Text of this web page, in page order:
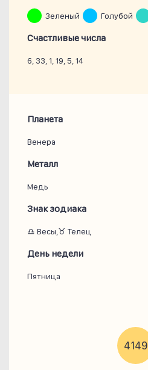
Зеленый Голубой
Счастливые числа
6, 33, 1, 19, 5, 14
Планета
Венера
Металл
Медь
Знак зодиака
♎ Весы,♉ Телец
День недели
Пятница
4149